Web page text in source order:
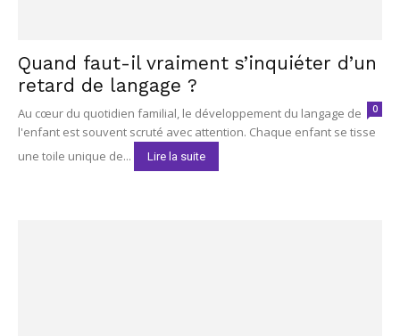
Quand faut-il vraiment s’inquiéter d’un
retard de langage ?
0
Au cœur du quotidien familial, le développement du langage de
l'enfant est souvent scruté avec attention. Chaque enfant se tisse
une toile unique de...
Lire la suite